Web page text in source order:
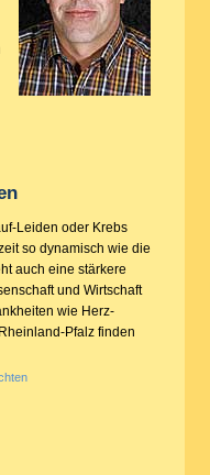
Leiden oder Krebs
so dynamisch wie die
auch eine stärkere
und Wirtschaft
wie Herz-
Pfalz finden